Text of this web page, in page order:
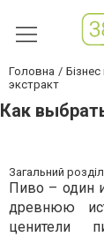
Головна
экстракт
Как
Загальний розділ
Пиво – один
древнюю
ценители